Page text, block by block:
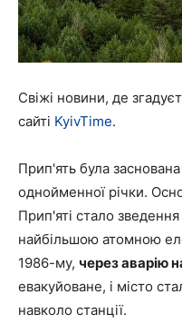
Свіжі новини, де
сайті KyivTime.
Прип'ять була
однойменної річки.
Прип'яті стало
найбільшою атомною
1986-му, через аварію
евакуйоване, і місто
навколо станції.